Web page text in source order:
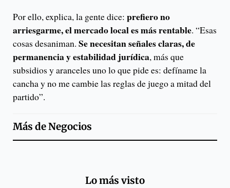
Por ello, explica, la gente dice: prefiero no
arriesgarme, el mercado local es más rentable. “Esas
cosas desaniman. Se necesitan señales claras, de
permanencia y estabilidad jurídica, más que
subsidios y aranceles uno lo que pide es: defíname la
cancha y no me cambie las reglas de juego a mitad del
partido”.
Más deNegocios
Lo más visto